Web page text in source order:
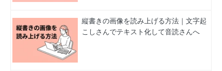
縦書きの画像を読み上げる方法｜文字起
こしさんでテキスト化して音読さんへ